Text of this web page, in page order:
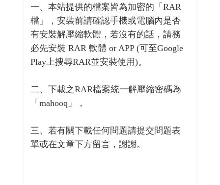
一、本站提供的檔案皆為加密的「RAR
檔」，安裝前請確認手機或電腦內是否
有安裝解壓縮軟體，若沒有的話，請務
必先安裝 RAR 軟體 or APP (可至Google
Play上搜尋RAR並安裝使用)。
二、下載之RAR檔案統一解壓縮密碼為
「mahooq」，
三、若有關下載任何問題請提交問題表
單或在文章下方留言，謝謝。